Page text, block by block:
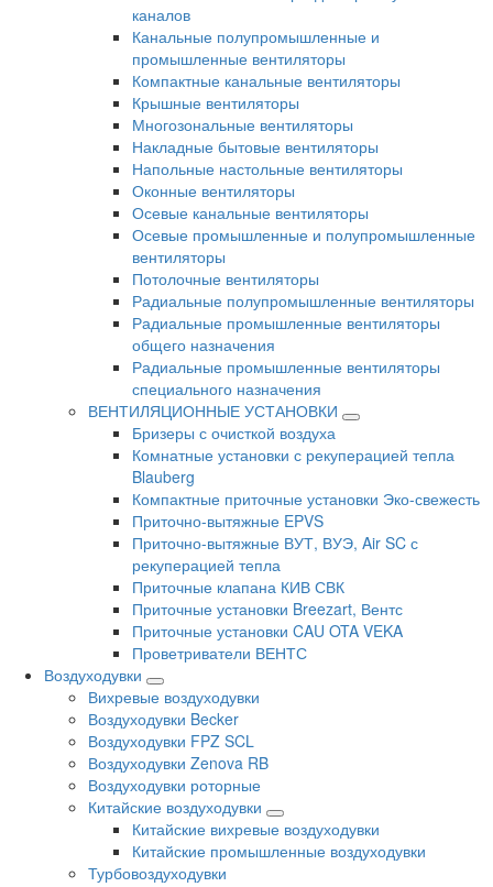
каналов
Канальные полупромышленные и
промышленные вентиляторы
Компактные канальные вентиляторы
Крышные вентиляторы
Многозональные вентиляторы
Накладные бытовые вентиляторы
Напольные настольные вентиляторы
Оконные вентиляторы
Осевые канальные вентиляторы
Осевые промышленные и полупромышленные
вентиляторы
Потолочные вентиляторы
Радиальные полупромышленные вентиляторы
Радиальные промышленные вентиляторы
общего назначения
Радиальные промышленные вентиляторы
специального назначения
ВЕНТИЛЯЦИОННЫЕ УСТАНОВКИ
Бризеры с очисткой воздуха
Комнатные установки с рекуперацией тепла
Blauberg
Компактные приточные установки Эко-свежесть
Приточно-вытяжные EPVS
Приточно-вытяжные ВУТ, ВУЭ, Air SC с
рекуперацией тепла
Приточные клапана КИВ СВК
Приточные установки Breezart, Вентс
Приточные установки CAU OTA VEKA
Проветриватели ВЕНТС
Воздуходувки
Вихревые воздуходувки
Воздуходувки Becker
Воздуходувки FPZ SCL
Воздуходувки Zenova RB
Воздуходувки роторные
Китайские воздуходувки
Китайские вихревые воздуходувки
Китайские промышленные воздуходувки
Турбовоздуходувки